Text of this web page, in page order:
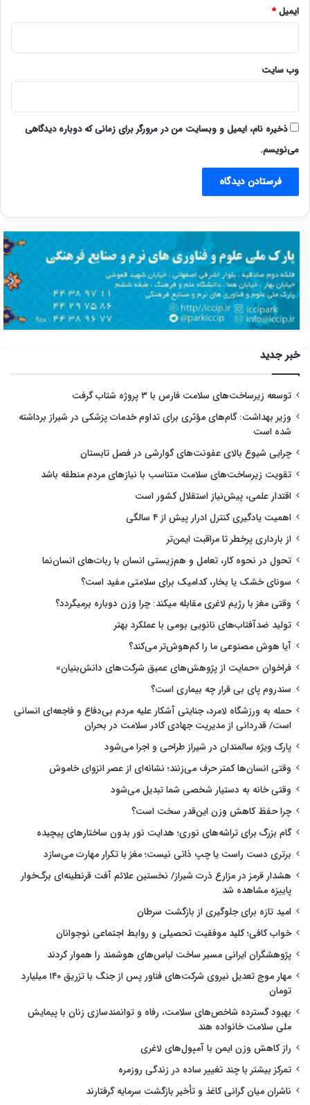
ایمیل*
وب‌ سایت
ذخیره نام، ایمیل و وبسایت من در مرورگر برای زمانی که دوباره دیدگاهی
می‌نویسم.
خبر جدید
توسعه زیرساخت‌های سلامت فارس با ۳ پروژه شتاب گرفت
وزیر بهداشت: گام‌های مؤثری برای تداوم خدمات پزشکی در شیراز برداشته
شده است
چرایی شیوع بالای عفونت‌های گوارشی در فصل تابستان
تقویت زیرساخت‌های سلامت متناسب با نیازهای مردم منطقه باشد
اقتدار علمی، پیش‌نیاز استقلال کشور است
اهمیت یادگیری کنترل ادرار پیش از ۴ سالگی
از بارداری پرخطر تا مراقبت ایمن‌تر
تحول در نحوه کار، تعامل و هم‌زیستی انسان با ربات‌های انسان‌نما
سونای خشک یا بخار، کدامیک برای سلامتی مفید است؟
وقتی مغز با رژیم لاغری مقابله میکند: چرا وزن دوباره برمیگردد؟
تولید ضدآفتاب‌های نانویی بومی با عملکرد بهتر
آیا هوش مصنوعی ما را کم‌هوش‌تر می‌کند؟
فراخوان «حمایت از پژوهش‌های عمیق شرکت‌های دانش‌بنیان»
سندروم پای بی قرار چه بیماری است؟
حمله به ورزشگاه لامرد، جنایتی آشکار علیه مردم بی‌دفاع و فاجعه‌ای انسانی
است/ قدردانی از مدیریت جهادی کادر سلامت در بحران
پارک ویژه سالمندان در شیراز طراحی و اجرا می‌شود
وقتی انسان‌ها کمتر حرف می‌زنند؛ نشانه‌ای از عصر انزوای خاموش
وقتی خانه به دستیار شخصی شما تبدیل می‌شود
چرا حفظ کاهش وزن این‌قدر سخت است؟
گام بزرگ برای تراشه‌های نوری؛ هدایت نور بدون ساختارهای پیچیده
برتری دست راست یا چپ ذاتی نیست؛ مغز با تکرار مهارت می‌سازد
هشدار قرمز در مزارع ذرت شیراز/ نخستین علائم آفت قرنطینه‌ای برگ‌خوار
پاییزه مشاهده شد
امید تازه برای جلوگیری از بازگشت سرطان
خواب کافی؛ کلید موفقیت تحصیلی و روابط اجتماعی نوجوانان
پژوهشگران ایرانی مسیر ساخت لباس‌های هوشمند را هموار کردند
مهار موج تعدیل نیروی شرکت‌های فناور پس از جنگ با تزریق ۱۴۰ میلیارد
تومان
بهبود گسترده شاخص‌های سلامت، رفاه و توانمندسازی زنان با پیمایش
ملی سلامت خانواده هند
راز کاهش وزن ایمن با آمپول‌های لاغری
تمرکز بیشتر با چند تغییر ساده در زندگی روزمره
ناشران میان گرانی کاغذ و تأخیر بازگشت سرمایه گرفتارند